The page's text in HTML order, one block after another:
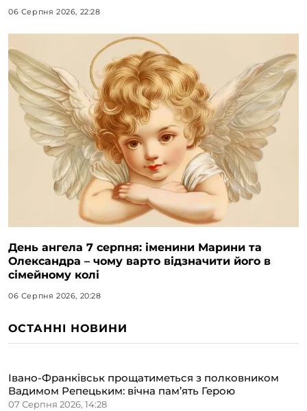
06 Серпня 2026, 22:28
День ангела 7 серпня: іменини Марини та
Олександра – чому варто відзначити його в
сімейному колі
06 Серпня 2026, 20:28
ОСТАННІ НОВИНИ
Івано-Франківськ прощатиметься з полковником
Вадимом Репецьким: вічна пам’ять Герою
07 Серпня 2026, 14:28